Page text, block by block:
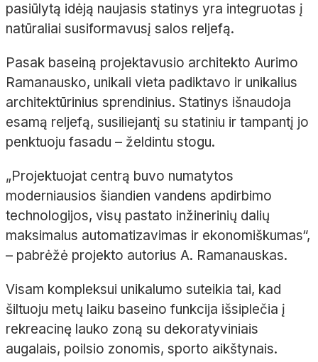
pasiūlytą idėją naujasis statinys yra integruotas į
natūraliai susiformavusį salos reljefą.
Pasak baseiną projektavusio architekto Aurimo
Ramanausko, unikali vieta padiktavo ir unikalius
architektūrinius sprendinius. Statinys išnaudoja
esamą reljefą, susiliejantį su statiniu ir tampantį jo
penktuoju fasadu – želdintu stogu.
„Projektuojat centrą buvo numatytos
moderniausios šiandien vandens apdirbimo
technologijos, visų pastato inžinerinių dalių
maksimalus automatizavimas ir ekonomiškumas“,
– pabrėžė projekto autorius A. Ramanauskas.
Visam kompleksui unikalumo suteikia tai, kad
šiltuoju metų laiku baseino funkcija išsiplečia į
rekreacinę lauko zoną su dekoratyviniais
augalais, poilsio zonomis, sporto aikštynais.